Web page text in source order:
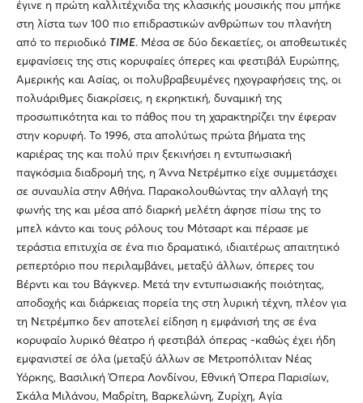
έγινε η πρώτη καλλιτέχνιδα της κλασικής μουσικής που μπήκε
στη λίστα των 100 πιο επιδραστικών ανθρώπων του πλανήτη
από το περιοδικό TIME. Μέσα σε δύο δεκαετίες, οι αποθεωτικές
εμφανίσεις της στις κορυφαίες όπερες και φεστιβάλ Ευρώπης,
Αμερικής και Ασίας, οι πολυβραβευμένες ηχογραφήσεις της, οι
πολυάριθμες διακρίσεις, η εκρηκτική, δυναμική της
προσωπικότητα και το πάθος που τη χαρακτηρίζει την έφεραν
στην κορυφή. Το 1996, στα απολύτως πρώτα βήματα της
καριέρας της και πολύ πριν ξεκινήσει η εντυπωσιακή
παγκόσμια διαδρομή της, η Άννα Νετρέμπκο είχε συμμετάσχει
σε συναυλία στην Αθήνα. Παρακολουθώντας την αλλαγή της
φωνής της και μέσα από διαρκή μελέτη άφησε πίσω της το
μπελ κάντο και τους ρόλους του Μότσαρτ και πέρασε με
τεράστια επιτυχία σε ένα πιο δραματικό, ιδιαιτέρως απαιτητικό
ρεπερτόριο που περιλαμβάνει, μεταξύ άλλων, όπερες του
Βέρντι και του Βάγκνερ. Μετά την εντυπωσιακής ποιότητας,
αποδοχής και διάρκειας πορεία της στη λυρική τέχνη, πλέον για
τη Νετρέμπκο δεν αποτελεί είδηση η εμφάνισή της σε ένα
κορυφαίο λυρικό θέατρο ή φεστιβάλ όπερας -καθώς έχει ήδη
εμφανιστεί σε όλα (μεταξύ άλλων σε Μετροπόλιταν Νέας
Υόρκης, Βασιλική Όπερα Λονδίνου, Εθνική Όπερα Παρισίων,
Σκάλα Μιλάνου, Μαδρίτη, Βαρκελώνη, Ζυρίχη, Αγία